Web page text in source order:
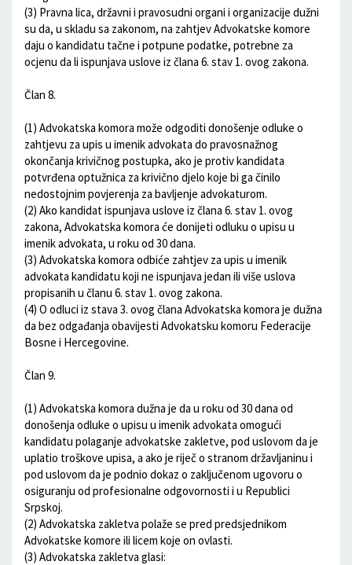
(3) Pravna lica, državni i pravosudni organi i organizacije dužni
su da, u skladu sa zakonom, na zahtjev Advokatske komore
daju o kandidatu tačne i potpune podatke, potrebne za
ocjenu da li ispunjava uslove iz člana 6. stav 1. ovog zakona.
Član 8.
(1) Advokatska komora može odgoditi donošenje odluke o
zahtjevu za upis u imenik advokata do pravosnažnog
okončanja krivičnog postupka, ako je protiv kandidata
potvrđena optužnica za krivično djelo koje bi ga činilo
nedostojnim povjerenja za bavljenje advokaturom.
(2) Ako kandidat ispunjava uslove iz člana 6. stav 1. ovog
zakona, Advokatska komora će donijeti odluku o upisu u
imenik advokata, u roku od 30 dana.
(3) Advokatska komora odbiće zahtjev za upis u imenik
advokata kandidatu koji ne ispunjava jedan ili više uslova
propisanih u članu 6. stav 1. ovog zakona.
(4) O odluci iz stava 3. ovog člana Advokatska komora je dužna
da bez odgađanja obavijesti Advokatsku komoru Federacije
Bosne i Hercegovine.
Član 9.
(1) Advokatska komora dužna je da u roku od 30 dana od
donošenja odluke o upisu u imenik advokata omogući
kandidatu polaganje advokatske zakletve, pod uslovom da je
uplatio troškove upisa, a ako je riječ o stranom državljaninu i
pod uslovom da je podnio dokaz o zaključenom ugovoru o
osiguranju od profesionalne odgovornosti i u Republici
Srpskoj.
(2) Advokatska zakletva polaže se pred predsjednikom
Advokatske komore ili licem koje on ovlasti.
(3) Advokatska zakletva glasi: